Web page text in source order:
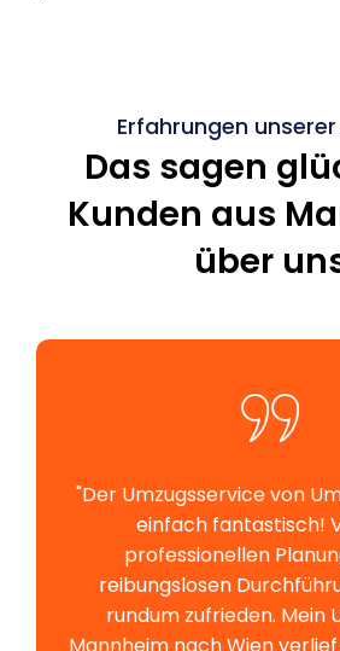
Erfahrungen
Das sagen
Kunden aus
über
"Der Umzugsservice von
einfach fantastisch!
professionellen
reibungslosen
rundum zufrieden. Mein